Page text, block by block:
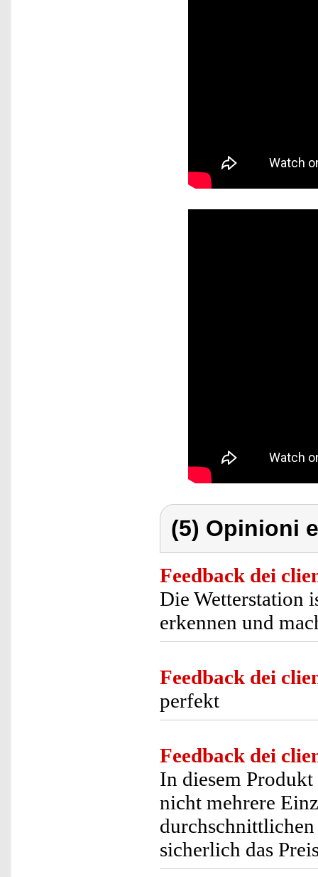
(5) Opinioni
Feedback dei
Die Wetterstation
erkennen und
Feedback dei
perfekt
Feedback dei
In diesem
nicht mehrere
sicherlich das